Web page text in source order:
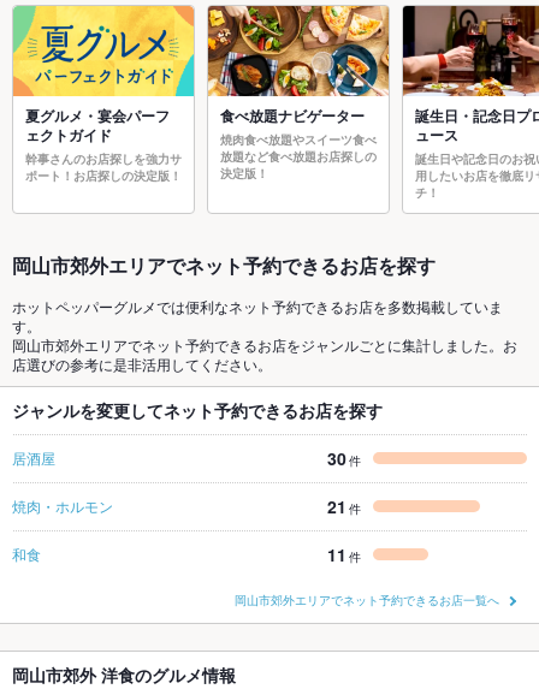
夏グルメ・宴会パーフ
ェクトガイド
幹事さんのお店探しを強力サ
ポート！お店探しの決定版！
食べ放題ナビゲーター
焼肉食べ放題やスイーツ食べ
放題など食べ放題お店探しの
決定版！
誕生日・記念日プ
ュース
誕生日や記念日のお祝
用したいお店を徹底リ
チ！
岡山市郊外エリアでネット予約できるお店を探す
ホットペッパーグルメでは便利なネット予約できるお店を多数掲載していま
す。
岡山市郊外エリアでネット予約できるお店をジャンルごとに集計しました。お
店選びの参考に是非活用してください。
ジャンルを変更してネット予約できるお店を探す
居酒屋 30件
焼肉・ホルモン 21 件
和食 11 件
岡山市郊外エリアでネット予約できるお店一覧へ
岡山市郊外 洋食のグルメ情報